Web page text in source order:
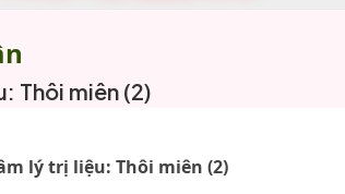
Thôi miên (2)
lý trị liệu: Thôi miên (2)